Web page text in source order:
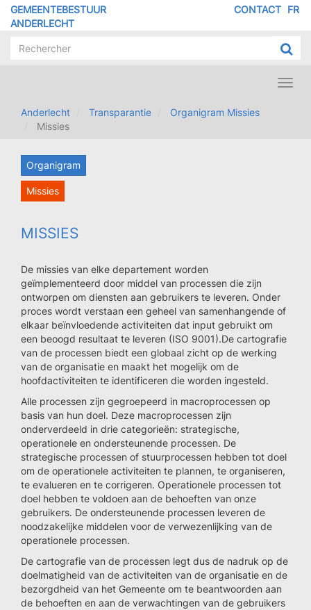
Overslaan
GEMEENTEBESTUUR
ANDERLECHT
FR
CONTACT
Anderlecht
Transparantie
Organigram Missies
Missies
Organigram
Missies
MISSIES
De missies van elke departement worden
geïmplementeerd door middel van processen die zijn
ontworpen om diensten aan gebruikers te leveren. Onder
proces wordt verstaan een geheel van samenhangende of
elkaar beïnvloedende activiteiten dat input gebruikt om
een beoogd resultaat te leveren (ISO 9001).De cartografie
van de processen biedt een globaal zicht op de werking
van de organisatie en maakt het mogelijk om de
hoofdactiviteiten te identificeren die worden ingesteld.
Alle processen zijn gegroepeerd in macroprocessen op
basis van hun doel. Deze macroprocessen zijn
onderverdeeld in drie categorieën: strategische,
operationele en ondersteunende processen. De
strategische processen of stuurprocessen hebben tot doel
om de operationele activiteiten te plannen, te organiseren,
te evalueren en te corrigeren. Operationele processen tot
doel hebben te voldoen aan de behoeften van onze
gebruikers. De ondersteunende processen leveren de
noodzakelijke middelen voor de verwezenlijking van de
operationele processen.
De cartografie van de processen legt dus de nadruk op de
doelmatigheid van de activiteiten van de organisatie en de
bezorgdheid van het Gemeente om te beantwoorden aan
de behoeften en aan de verwachtingen van de gebruikers